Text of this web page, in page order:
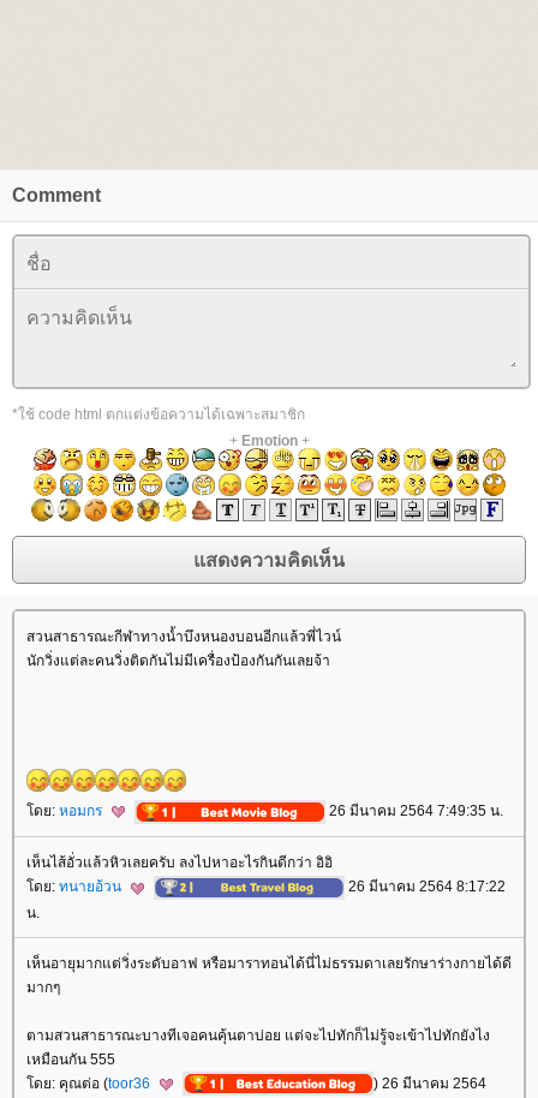
Comment
*ใช้ code html ตกแต่งข้อความได้เฉพาะสมาชิก
+ Emotion+
สวนสาธารณะกีฬาทางน้ำบึงหนองบอนอีกแล้วพี่ไวน์
นักวิ่งแต่ละคนวิ่งติดกันไม่มีเครื่องป้องกันกันเลยจ้า
ดย: หอมกร 26 มีนาคม 2564 7:49:35 น.
เห็นไส้อั่วแล้วหิวเลยครับ ลงไปหาอะไรกินดีกว่า อิอิ
ดย: ทนายอ้วน
26 มีนาคม 2564 8:17:22
น.
เห็นอายุมากแต่วิ่งระดับอาฟ หรือมาราทอนได้นี่ไม่ธรรมดาเลยรักษาร่างกายได้ดี
มากๆ
ตามสวนสาธารณะบางทีเจอคนคุ้นตาบ่อย แต่จะไปทักก็ไม่รู้จะเข้าไปทักยังไง
เหมือนกัน 555
ดย: คุณต่อ (toor36
) 26 มีนาคม 2564